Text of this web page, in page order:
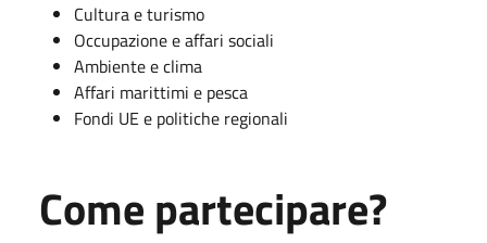
Cultura e turismo
Occupazione e affari sociali
Ambiente e clima
Affari marittimi e pesca
Fondi UE e politiche regionali
Come partecipare?